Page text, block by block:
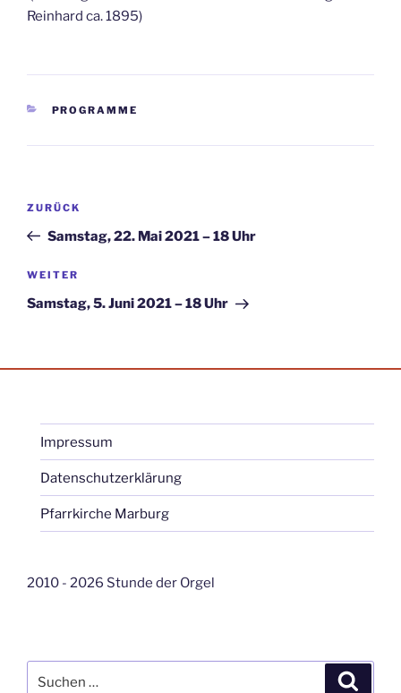
Reinhard ca. 1895)
KATEGORIEN
PROGRAMME
Beitragsnavigation
Vorheriger
Beitrag
ZURÜCK
Samstag, 22. Mai 2021 – 18 Uhr
Nächster
Beitrag
WEITER
Samstag, 5. Juni 2021 – 18 Uhr
Impressum
Datenschutzerklärung
Pfarrkirche Marburg
2010 - 2026 Stunde der Orgel